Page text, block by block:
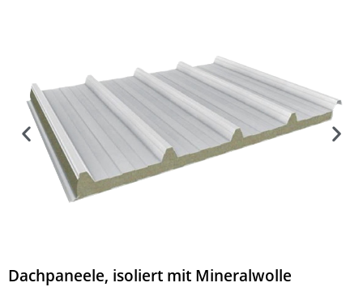
Dachpaneele, isoliert mit Mineralwolle